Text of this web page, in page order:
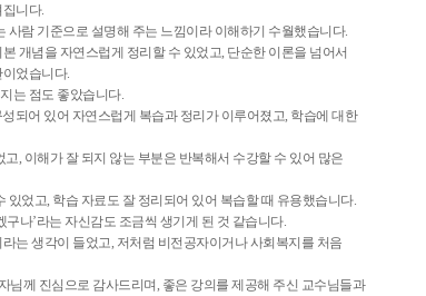
니다.
람 기준으로 설명해 주는 느낌이라 이해하기 수월했습니다.
개념을 자연스럽게 정리할 수 있었고, 단순한 이론을 넘어서
었습니다.
는 점도 좋았습니다.
되어 있어 자연스럽게 복습과 정리가 이루어졌고, 학습에 대한
, 이해가 잘 되지 않는 부분은 반복해서 수강할 수 있어 많은
었고, 학습 자료도 잘 정리되어 있어 복습할 때 유용했습니다.
나’라는 자신감도 조금씩 생기게 된 것 같습니다.
는 생각이 들었고, 저처럼 비전공자이거나 사회복지를 처음
께 진심으로 감사드리며, 좋은 강의를 제공해 주신 교수님들과